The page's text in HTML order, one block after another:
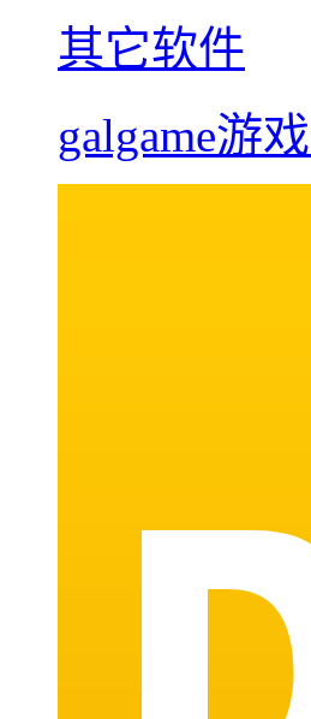
其它软件
galgame游